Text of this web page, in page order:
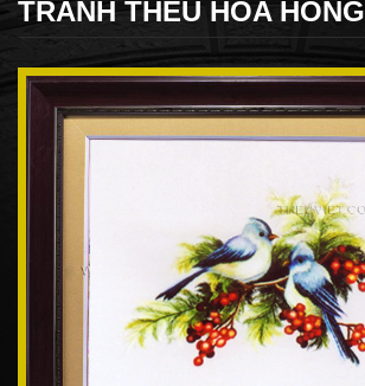
TRANH THÊU HOA HỒNG